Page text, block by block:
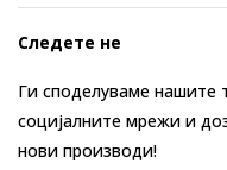
Следете не
Ги споделуваме нашите
социјалните мрежи и
нови производи!